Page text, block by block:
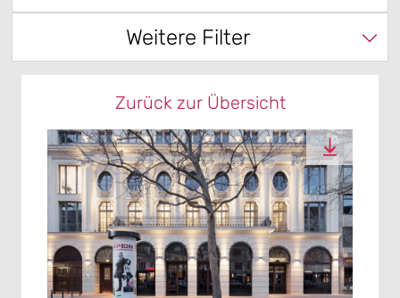
Weitere Filter
Zurück zur Übersicht